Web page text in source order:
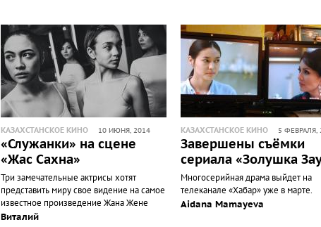
КАЗАХСТАНСКОЕ КИНО 10 ИЮНЯ, 2014
«Служанки» на сцене
«Жас Сахна»
Три замечательные актрисы хотят
представить миру свое видение на самое
известное произведение Жана Жене
Виталий
КАЗАХСТАНСКОЕ КИНО 5 ФЕВРАЛЯ,
Завершены съёмки
сериала «Золушка
Многосерийная драма выйдет на
телеканале «Хабар» уже в марте.
Aidana Mamayeva